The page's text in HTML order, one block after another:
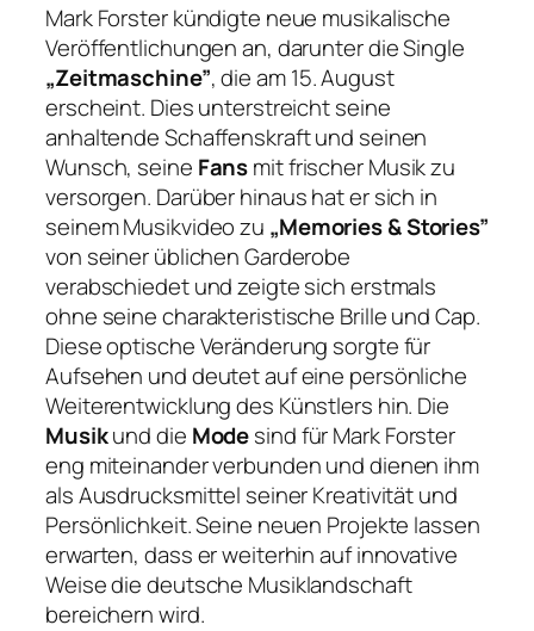
Mark Forster kündigte neue musikalische
Veröffentlichungen an, darunter die Single
„Zeitmaschine”, die am 15. August
erscheint. Dies unterstreicht seine
anhaltende Schaffenskraft und seinen
Wunsch, seine Fansmit frischer Musik zu
versorgen. Darüber hinaus hat er sich in
seinem Musikvideo zu „Memories & Stories”
von seiner üblichen Garderobe
verabschiedet und zeigte sich erstmals
ohne seine charakteristische Brille und Cap.
Diese optische Veränderung sorgte für
Aufsehen und deutet auf eine persönliche
Weiterentwicklung des Künstlers hin. Die
Musikund die Modesind für Mark Forster
eng miteinander verbunden und dienen ihm
als Ausdrucksmittel seiner Kreativität und
Persönlichkeit. Seine neuen Projekte lassen
erwarten, dass er weiterhin auf innovative
Weise die deutsche Musiklandschaft
bereichern wird.